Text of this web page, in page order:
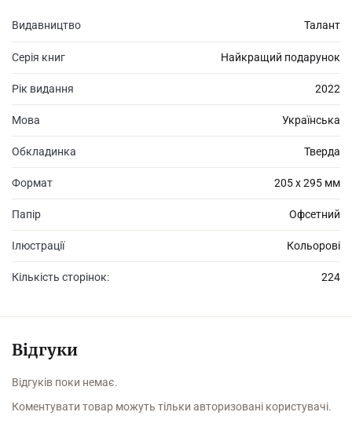
Видавництво Талант
Серія книг Найкращий подарунок
Рік видання 2022
Мова Українська
Обкладинка Тверда
Формат 205 х 295 мм
Папір Офсетний
Ілюстрації Кольорові
Кількість сторінок: 224
Відгуки
Відгуків поки немає.
Коментувати товар можуть тільки авторизовані користувачі.